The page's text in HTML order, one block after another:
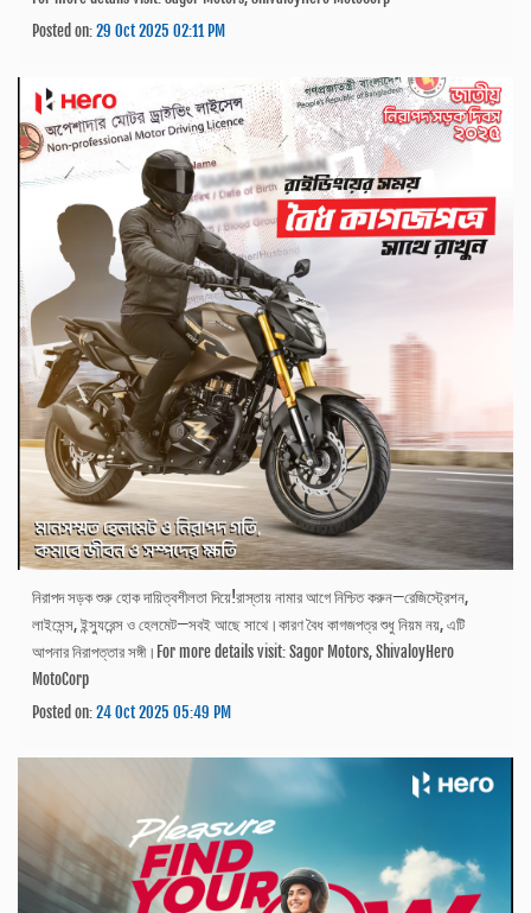
Posted on:29 Oct 2025 02:11 PM
নিরাপদ সড়ক শুরু হোক দায়িত্বশীলতা দিয়ে!রাস্তায় নামার আগে নিশ্চিত করুন—রেজিস্ট্রেশন,
লাইসেন্স, ইন্স্যুরেন্স ও হেলমেট—সবই আছে সাথে।কারণ বৈধ কাগজপত্র শুধু নিয়ম নয়, এটি
আপনার নিরাপত্তার সঙ্গী।For more details visit: Sagor Motors, ShivaloyHero
MotoCorp
Posted on:24 Oct 2025 05:49 PM